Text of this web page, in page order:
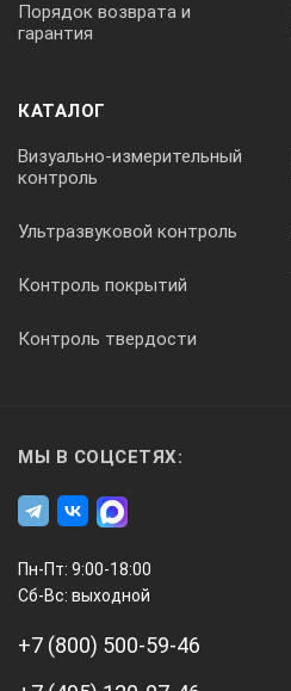
Порядок возврата и
гарантия
КАТАЛОГ
Визуально-измерительный
контроль
Ультразвуковой контроль
Контроль покрытий
Контроль твердости
МЫ В СОЦСЕТЯХ:
Пн-Пт: 9:00-18:00
Сб-Вс: выходной
+7 (800) 500-59-46